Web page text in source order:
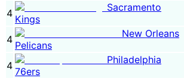
4
Sacramento
Kings
4
New Orleans
Pelicans
4
Philadelphia
76ers